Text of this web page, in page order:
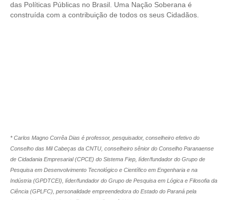
das Políticas Públicas no Brasil. Uma Nação Soberana é
construída com a contribuição de todos os seus Cidadãos.
* Carlos Magno Corrêa Dias é professor, pesquisador, conselheiro efetivo do
Conselho das Mil Cabeças da CNTU, conselheiro sênior do Conselho Paranaense
de Cidadania Empresarial (CPCE) do Sistema Fiep, líder/fundador do Grupo de
Pesquisa em Desenvolvimento Tecnológico e Científico em Engenharia e na
Indústria (GPDTCEI), líder/fundador do Grupo de Pesquisa em Lógica e Filosofia da
Ciência (GPLFC), personalidade empreendedora do Estado do Paraná pela